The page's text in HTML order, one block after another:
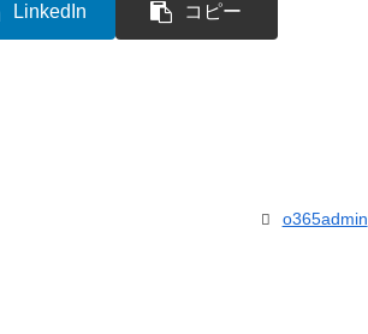
LinkedIn コピー
o365admin